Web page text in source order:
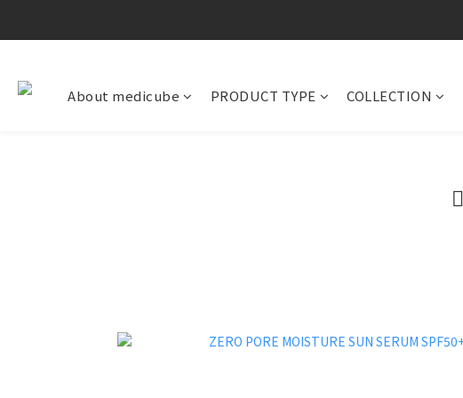
About medicube PRODUCT TYPE COLLECTION